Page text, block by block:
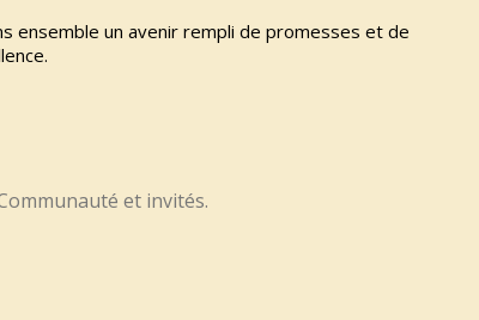
ensemble un avenir rempli de promesses et de
et invités.